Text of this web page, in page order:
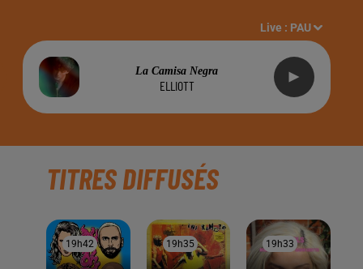
Live : PAU
La Camisa Negra
ELLIOTT
TITRES DIFFUSÉS
19h42
19h42 19h35
19h35 19h33
19h33